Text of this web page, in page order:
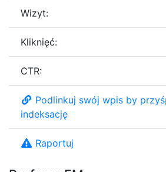
Wizyt:
Kliknięć:
CTR:
Podlinkuj swój wpis by
indeksację
Raportuj